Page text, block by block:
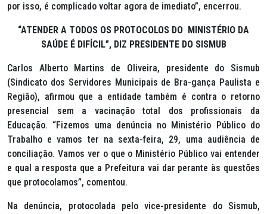
por isso, é complicado voltar agora de imediato”, encerrou.
“ATENDER A TODOS OS PROTOCOLOS DO MINISTÉRIO DA
SAÚDE É DIFÍCIL”, DIZ PRESIDENTE DO SISMUB
Carlos Alberto Martins de Oliveira, presidente do Sismub
(Sindicato dos Servidores Municipais de Bra-gança Paulista e
Região), afirmou que a entidade também é contra o retorno
presencial sem a vacinação total dos profissionais da
Educação. “Fizemos uma denúncia no Ministério Público do
Trabalho e vamos ter na sexta-feira, 29, uma audiência de
conciliação. Vamos ver o que o Ministério Público vai entender
e qual a resposta que a Prefeitura vai dar perante às questões
que protocolamos”, comentou.
Na denúncia, protocolada pelo vice-presidente do Sismub,